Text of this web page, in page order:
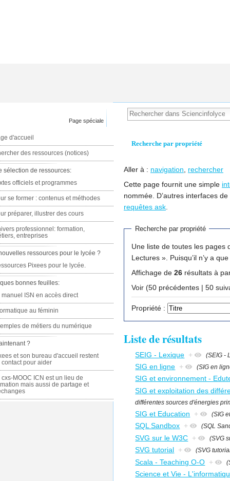
Recherche par propriété
Aller à : navigation
rechercher
Cette page fournit une simple
nommée. D’autres interfaces
requêtes ask
Recherche par propriété
Une liste de toutes les pages
Lectures ».
Affichage de 26 résultats à
Voir (50
Propriété :
Liste de résultats
SEIG - Lexique + (SEIG -
SIG en ligne + (SIG en
SIG et environnement -
SIG et exploitation des
différentes sources d'énergies
SIG et Education + (SIG
SQL Sandbox + (SQL
SVG sur le W3C + (SVG
SVG tutorial + (SVG
Scala - Teaching O-O +
Science et Vie -
Page spéciale
d'accueil
des ressources (notices)
sélection de ressources:
officiels et programmes
se former : contenus et méthodes
préparer, illustrer des cours
professionnel: formation,
entreprises
ressources pour le lycée ?
Pixees pour le lycée.
bonnes feuilles:
manuel ISN en accès direct
au féminin
de métiers du numérique
?
et son bureau d'accueil restent
contact pour aider
cxs-MOOC ICN est un lieu de
mais aussi de partage et